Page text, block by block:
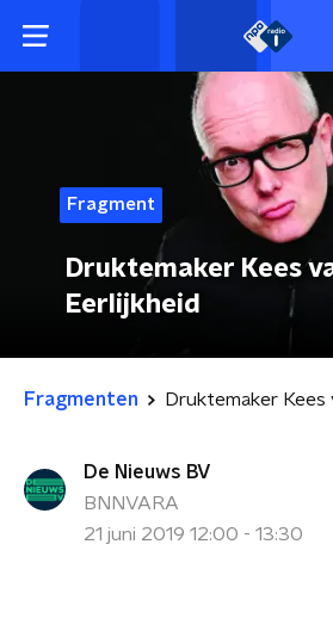
Fragment
Druktemaker Kees
Eerlijkheid
Fragmenten
De Nieuws BV
BNNVARA
21 juni 2019 12:00 - 13:30